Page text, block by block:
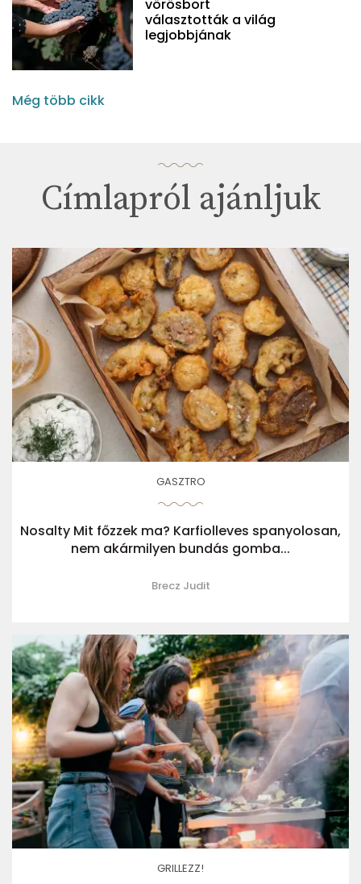
vörösbort
választották a világ
legjobbjának
Még több cikk
Címlapról ajánljuk
GASZTRO
Nosalty Mit főzzek ma? Karfiolleves spanyolosan,
nem akármilyen bundás gomba...
Brecz Judit
GRILLEZZ!